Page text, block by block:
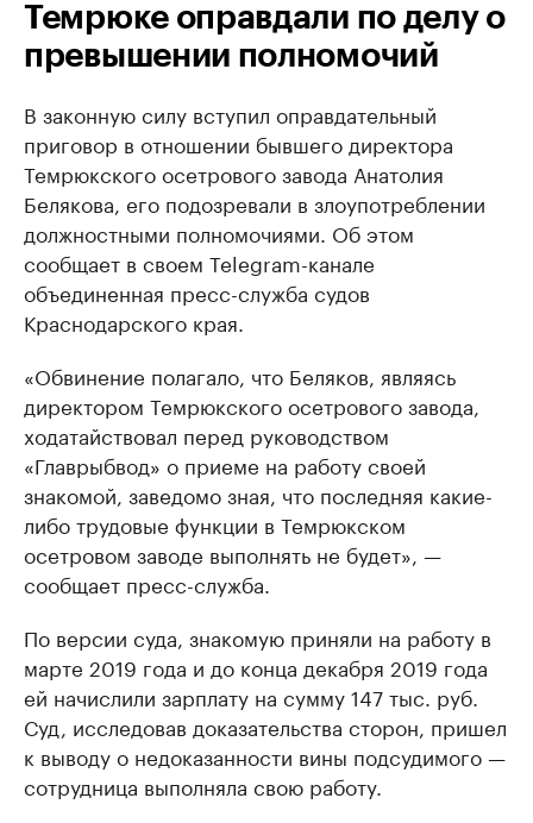
Темрюке оправдали по делу о
превышении полномочий
В законную силу вступил оправдательный
приговор в отношении бывшего директора
Темрюкского осетрового завода Анатолия
Белякова, его подозревали в злоупотреблении
должностными полномочиями. Об этом
сообщает в своем Telegram-канале
объединенная пресс-служба судов
Краснодарского края.
«Обвинение полагало, что Беляков, являясь
директором Темрюкского осетрового завода,
ходатайствовал перед руководством
«Главрыбвод» о приеме на работу своей
знакомой, заведомо зная, что последняя какие-
либо трудовые функции в Темрюкском
осетровом заводе выполнять не будет», —
сообщает пресс-служба.
По версии суда, знакомую приняли на работу в
марте 2019 года и до конца декабря 2019 года
ей начислили зарплату на сумму 147 тыс. руб.
Суд, исследовав доказательства сторон, пришел
к выводу о недоказанности вины подсудимого —
сотрудница выполняла свою работу.